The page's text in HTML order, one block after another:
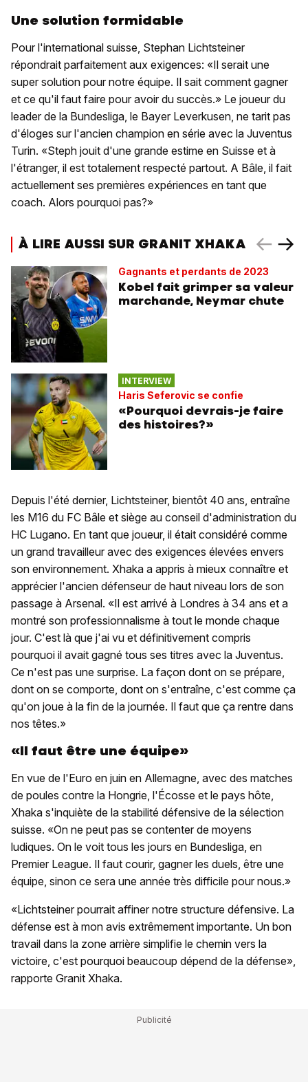
Une solution formidable
Pour l'international suisse, Stephan Lichtsteiner
répondrait parfaitement aux exigences: «Il serait une
super solution pour notre équipe. Il sait comment gagner
et ce qu'il faut faire pour avoir du succès.» Le joueur du
leader de la Bundesliga, le Bayer Leverkusen, ne tarit pas
d'éloges sur l'ancien champion en série avec la Juventus
Turin. «Steph jouit d'une grande estime en Suisse et à
l'étranger, il est totalement respecté partout. A Bâle, il fait
actuellement ses premières expériences en tant que
coach. Alors pourquoi pas?»
À LIRE AUSSI SUR GRANIT XHAKA
Gagnants et perdants de 2023
Kobel fait grimper sa valeur
marchande, Neymar chute
INTERVIEW
Haris Seferovic se confie
«Pourquoi devrais-je faire
des histoires?»
Depuis l'été dernier, Lichtsteiner, bientôt 40 ans, entraîne
les M16 du FC Bâle et siège au conseil d'administration du
HC Lugano. En tant que joueur, il était considéré comme
un grand travailleur avec des exigences élevées envers
son environnement. Xhaka a appris à mieux connaître et
apprécier l'ancien défenseur de haut niveau lors de son
passage à Arsenal. «Il est arrivé à Londres à 34 ans et a
montré son professionnalisme à tout le monde chaque
jour. C'est là que j'ai vu et définitivement compris
pourquoi il avait gagné tous ses titres avec la Juventus.
Ce n'est pas une surprise. La façon dont on se prépare,
dont on se comporte, dont on s'entraîne, c'est comme ça
qu'on joue à la fin de la journée. Il faut que ça rentre dans
nos têtes.»
«Il faut être une équipe»
En vue de l'Euro en juin en Allemagne, avec des matches
de poules contre la Hongrie, l'Écosse et le pays hôte,
Xhaka s'inquiète de la stabilité défensive de la sélection
suisse. «On ne peut pas se contenter de moyens
ludiques. On le voit tous les jours en Bundesliga, en
Premier League. Il faut courir, gagner les duels, être une
équipe, sinon ce sera une année très difficile pour nous.»
«Lichtsteiner pourrait affiner notre structure défensive. La
défense est à mon avis extrêmement importante. Un bon
travail dans la zone arrière simplifie le chemin vers la
victoire, c'est pourquoi beaucoup dépend de la défense»,
rapporte Granit Xhaka.